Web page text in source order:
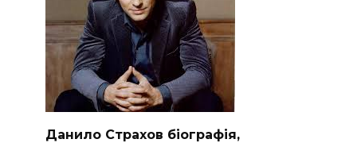
Данило Страхов біографія,